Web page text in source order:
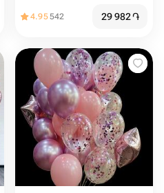
4.95542 29 982֏